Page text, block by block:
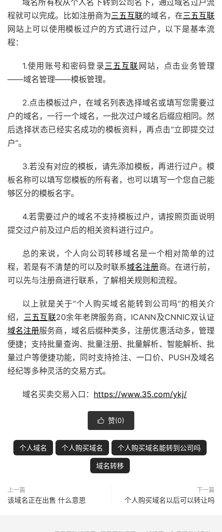
域名所有权从个人名下转到公司名下，通过域名过户流
程就可以完成。比如注册商为三五互联的域名，在三五互联
网站上可以使用模板过户的方式进行过户，以下是基本流
程：
1.使用账号和密码登录三五互联 网站，点击业务管理
——域名管理——模板管理。
2.点击模板过户，在域名列表选择域名或填写您需要过
户的域名，一行一个域名，一批次过户域名后缀应相同。然
后选择状态已经实名成功的模板资料，再点击“立即提交过
户”。
3.若没有对应的模板，请先添加模板，再进行过户。模
板名称可以填写您模板的所有者，也可以填写一个您自己能
够区分的模板名字。
4.若需要过户的域名不支持模板过户，请按照页面说明
提交过户前及过户后的相关资料进行过户。
总的来说，个人向公司转移域名是一个相对简单的过
程，若是有不清楚的可以及时联系域名注册商。在进行前，
可以先与注册商进行联系，了解相关规则和流程。
以上就是关于“个人购买域名能转到公司吗”的相关介
绍， 三五互联20余年老牌服务商，ICANN及CNNIC双认证
域名注册服务商，域名后缀种类多，注册优惠活动多，管理
便捷；支持批量查询、批量注册、批量解析、智能解析、批
量过户等便捷功能，同时支持抢注、一口价、PUSH及域名
经纪等多种灵活的交易方式。
域名买卖交易入口： https://www.35.com/ykj/
 赞(0)
个人域名 个人购买域名 个人购买域名能转到公司吗
域名转移
上一篇
该域名正在出售 什么意思
下一篇
个人购买域名以后可以转让吗